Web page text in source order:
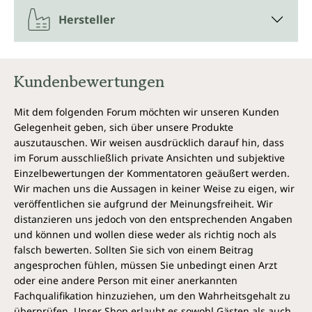
Züchtungsmethoden an Bitterkeit verloren und
neigen nun mehr zum Süßen.
sogenannten Übersäuerung wie Aufstoßen,
scheint unser Verlangen nach Süßem unersättlich,
was uns später oft auch mit den Auswirkungen
zahlreicher Heißhungerattacken kämpfen lässt.
Das Bitterspray von Unimedica kann
eine sinnvolle Ergänzung sein
Denn Bitterstoffe können eine abwechslungsreiche
und gesunde Ernährung abrunden. Der Vorteil des
Bittersprays von Unimedica gegenüber einem
klassischen Kräuterschnaps liegt z. B. darin, dass es
keinen Zucker enthält und ausschließlich aus
natürlichen Zutaten besteht. Die Anwendung von
dreimal täglich 6 Sprühstößen reicht bereits aus, um
Hersteller
Kundenbewertungen
Mit dem folgenden Forum möchten wir unseren Kunden
Gelegenheit geben, sich über unsere Produkte
auszutauschen. Wir weisen ausdrücklich darauf hin, dass
im Forum ausschließlich private Ansichten und subjektive
Einzelbewertungen der Kommentatoren geäußert werden.
Wir machen uns die Aussagen in keiner Weise zu eigen, wir
veröffentlichen sie aufgrund der Meinungsfreiheit. Wir
distanzieren uns jedoch von den entsprechenden Angaben
und können und wollen diese weder als richtig noch als
falsch bewerten. Sollten Sie sich von einem Beitrag
angesprochen fühlen, müssen Sie unbedingt einen Arzt
oder eine andere Person mit einer anerkannten
Fachqualifikation hinzuziehen, um den Wahrheitsgehalt zu